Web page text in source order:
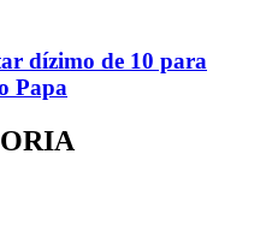
dízimo de 10 para
Papa